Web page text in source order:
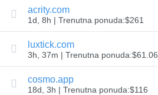
API
Aftermarket
svojim
portfoliom
acrity.com
1d, 8h | Trenutna ponuda:$261
luxtick.com
3h, 37m | Trenutna ponuda:$61.06
cosmo.app
18d, 3h | Trenutna ponuda:$116